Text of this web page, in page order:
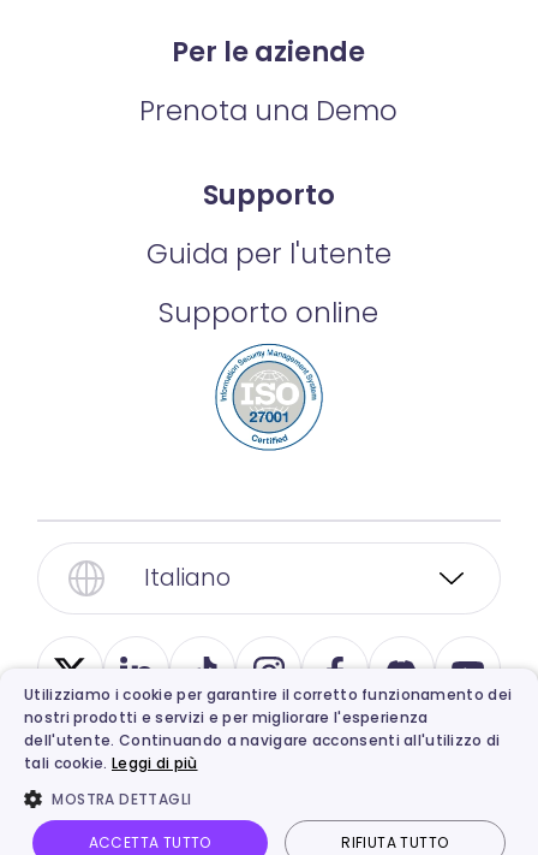
Per le aziende
Prenota una Demo
Supporto
Guida per l'utente
Supporto online
Italiano
© 2026, Vidnoz. Tutti i diritti riservati.
Termini di Servizio, Etica ePolitica di
Utilizziamo i cookie per garantire il corretto funzionamento dei
nostri prodotti e servizi e per migliorare l'esperienza
dell'utente. Continuando a navigare acconsenti all'utilizzo di
tali cookie. Leggi di più
MOSTRA DETTAGLI
ACCETTA TUTTO RIFIUTA TUTTO